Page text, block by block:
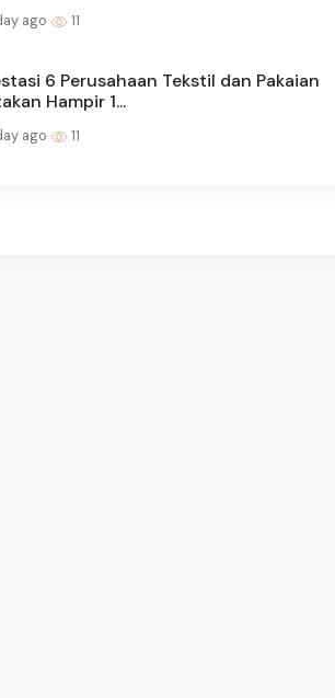
ago 11
6 Perusahaan Tekstil dan Pakaian
Hampir 1...
ago 11